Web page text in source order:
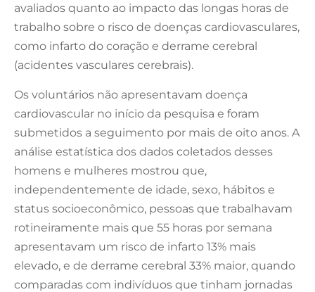
avaliados quanto ao impacto das longas horas de
trabalho sobre o risco de doenças cardiovasculares,
como infarto do coração e derrame cerebral
(acidentes vasculares cerebrais).
Os voluntários não apresentavam doença
cardiovascular no início da pesquisa e foram
submetidos a seguimento por mais de oito anos. A
análise estatística dos dados coletados desses
homens e mulheres mostrou que,
independentemente de idade, sexo, hábitos e
status socioeconômico, pessoas que trabalhavam
rotineiramente mais que 55 horas por semana
apresentavam um risco de infarto 13% mais
elevado, e de derrame cerebral 33% maior, quando
comparadas com indivíduos que tinham jornadas